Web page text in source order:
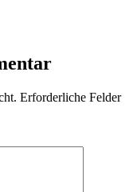
Erforderliche Felder